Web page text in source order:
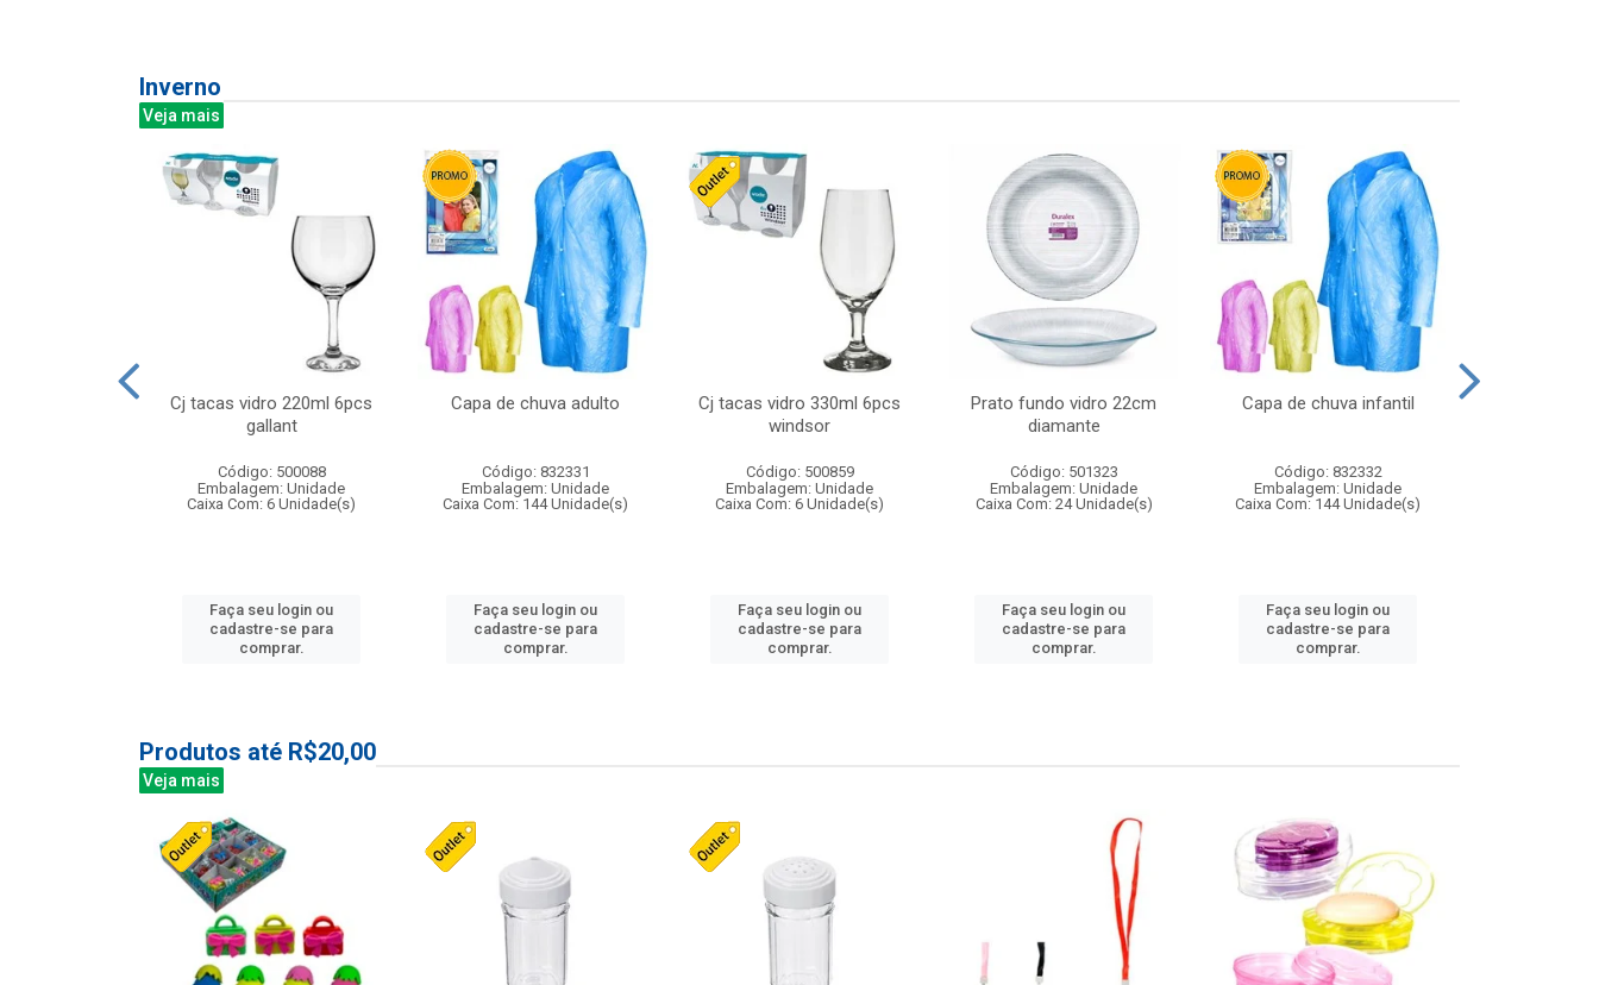
Inverno
Veja mais
Cj tacas vidro 220ml 6pcs
gallant
Código: 500088
Embalagem: Unidade
Caixa Com: 6 Unidade(s)
Faça seu login ou
cadastre-se para
comprar.
Capa de chuva adulto
Código: 832331
Embalagem: Unidade
Caixa Com: 144 Unidade(s)
Faça seu login ou
cadastre-se para
comprar.
Cj tacas vidro 330ml 6pcs
windsor
Código: 500859
Embalagem: Unidade
Caixa Com: 6 Unidade(s)
Faça seu login ou
cadastre-se para
comprar.
Prato fundo vidro 22cm
diamante
Código: 501323
Embalagem: Unidade
Caixa Com: 24 Unidade(s)
Faça seu login ou
cadastre-se para
comprar.
Capa de chuva infantil
Código: 832332
Embalagem: Unidade
Caixa Com: 144 Unidade(s)
Faça seu login ou
cadastre-se para
comprar.
Produtos até R$20,00
Veja mais